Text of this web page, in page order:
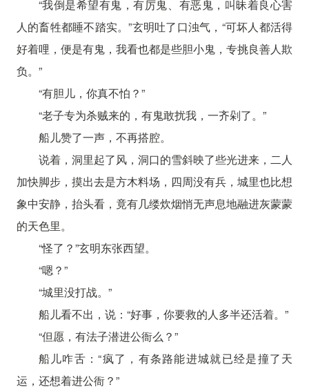
“我倒是希望有鬼，有厉鬼、有恶鬼，叫昧着良心害
人的畜牲都睡不踏实。”玄明吐了口浊气，“可坏人都活得
好着哩，便是有鬼，我看也都是些胆小鬼，专挑良善人欺
负。”
“有胆儿，你真不怕？”
“老子专为杀贼来的，有鬼敢扰我，一齐剁了。”
船儿赞了一声，不再搭腔。
说着，洞里起了风，洞口的雪斜映了些光进来，二人
加快脚步，摸出去是方木料场，四周没有兵，城里也比想
象中安静，抬头看，竟有几缕炊烟悄无声息地融进灰蒙蒙
的天色里。
“怪了？”玄明东张西望。
“嗯？”
“城里没打战。”
船儿看不出，说：“好事，你要救的人多半还活着。”
“但愿，有法子潜进公衙么？”
船儿咋舌：“疯了，有条路能进城就已经是撞了天
运，还想着进公衙？”